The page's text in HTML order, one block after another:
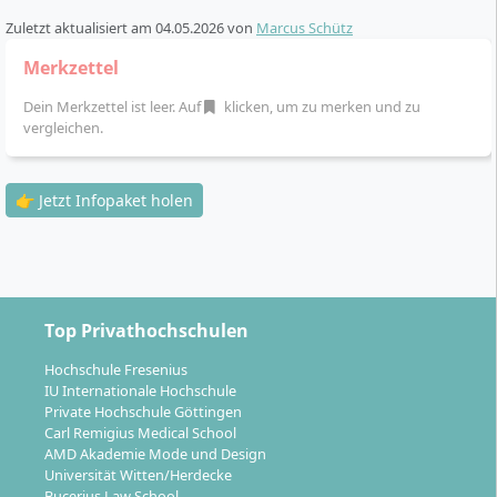
bestimmst dein Lerntempo innerhalb der
Maximalstudiendauer. Es gibt die Möglichkeit einer
Studienstart:Jederzeit möglich – du kannst an 365
Campus:Du nutzt Lernskripte, E-Books, Videos,
Webinare und hast Zugriff auf eine persönliche KI-
mündliche Prüfungen und Praxisnachweise, viele
davon bequem online möglich.
Berufspraktische Phase:
praktische Projekte im Unternehmen und knüpfst
wertvolle Kontakte zur IT-Branche.
Abschluss:Deine Studienzeit schließt du mit einer
Bachelorarbeit und einem Kolloquium ab.
Zuletzt aktualisiert am 04.05.2026von Marcus Schütz
Merkzettel
Dein Merkzettel ist leer. Auf
klicken, um zu merken und zu
vergleichen.
👉 Jetzt Infopaket holen
Top Privathochschulen
Hochschule Fresenius
IU Internationale Hochschule
Private Hochschule Göttingen
Carl Remigius Medical School
AMD Akademie Mode und Design
Universität Witten/Herdecke